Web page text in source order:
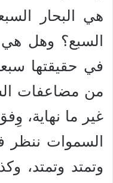
هي البحار
السبع؟ وهل هي
في حقيقتها
من مضاعفات
غير ما نهاية،
السموات ننظر
وتمتد وتمتد،